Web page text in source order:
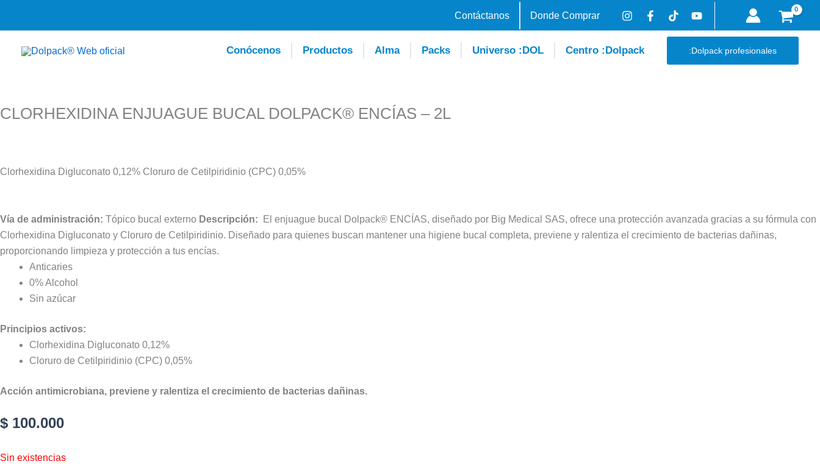
Contáctanos Donde Comprar
Conócenos Productos Alma Packs Universo :DOL Centro :Dolpack :Dolpack profesionales
CLORHEXIDINA ENJUAGUE BUCAL DOLPACK® ENCÍAS – 2L
Clorhexidina Digluconato 0,12% Cloruro de Cetilpiridinio (CPC) 0,05%
Vía de administración: Tópico bucal externo Descripción:
El enjuague bucal Dolpack® ENCÍAS, diseñado por Big Medical SAS, ofrece una protección avanzada gracias a su fórmula con
Clorhexidina Digluconato y Cloruro de Cetilpiridinio. Diseñado para quienes buscan mantener una higiene bucal completa, previene y ralentiza el crecimiento de bacterias dañinas,
proporcionando limpieza y protección a tus encías.
Anticaries
0% Alcohol
Sin azúcar
Principios activos:
Clorhexidina Digluconato 0,12%
Cloruro de Cetilpiridinio (CPC) 0,05%
Acción antimicrobiana, previene y ralentiza el crecimiento de bacterias dañinas.
$ 100.000
Sin existencias